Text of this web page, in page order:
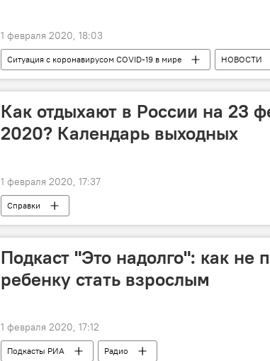
1 февраля 2020, 18:03
Ситуация с коронавирусом COVID-19 в мире НОВОСТИ
Давид Залкалиани
Турция Коронавирус
Как отдыхают в России на 23
2020? Календарь выходных
1 февраля 2020, 17:37
Справки
Подкаст "Это надолго": как не
ребенку стать взрослым
1 февраля 2020, 17:12
Подкасты РИА Радио